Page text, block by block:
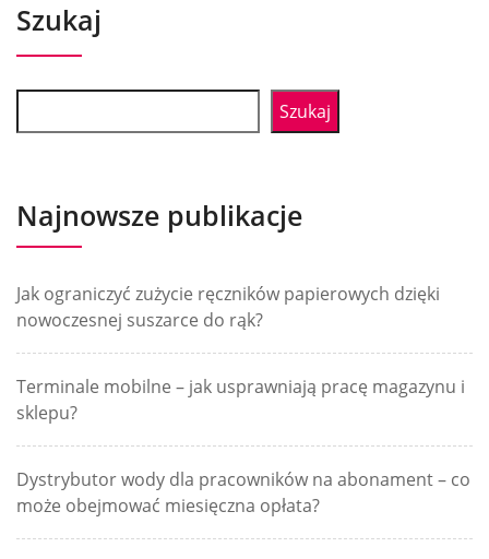
Szukaj
Szukaj
Najnowsze publikacje
Jak ograniczyć zużycie ręczników papierowych dzięki
nowoczesnej suszarce do rąk?
Terminale mobilne – jak usprawniają pracę magazynu i
sklepu?
Dystrybutor wody dla pracowników na abonament – co
może obejmować miesięczna opłata?